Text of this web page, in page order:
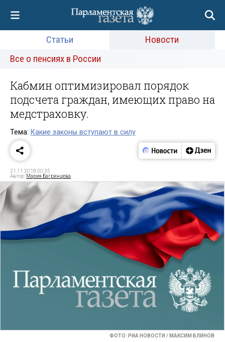
Статьи
Новости
Все о пенсиях в России
Кабмин оптимизировал порядок
подсчета граждан, имеющих право на
медстраховку.
Тема: Какие законы вступают в силу
21.11.2018 00:35
Автор: Мария Багринцева
ФОТО: РИА НОВОСТИ / МАКСИМ БЛИНОВ